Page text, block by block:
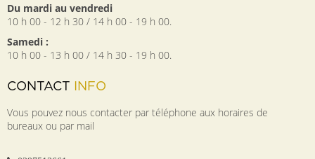
Du mardi au vendredi
10 h 00 - 12 h 30 / 14 h 00 - 19 h 00.
Samedi :
10 h 00 - 13 h 00 / 14 h 30 - 19 h 00.
CONTACT INFO
Vous pouvez nous contacter par téléphone aux horaires de
bureaux ou par mail